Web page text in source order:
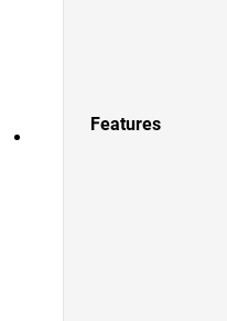
Features